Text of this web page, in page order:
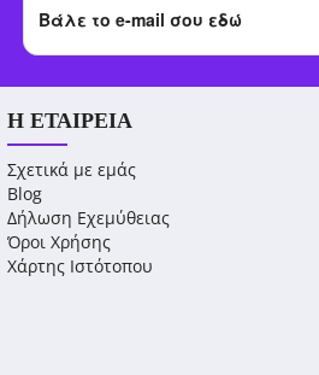
Η ΕΤΑΙΡΕΊΑ
Σχετικά με εμάς
Blog
Δήλωση Εχεμύθειας
Όροι Χρήσης
Χάρτης Ιστότοπου